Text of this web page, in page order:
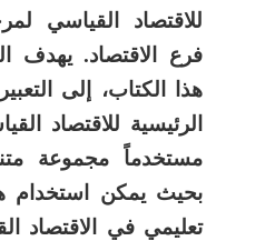
للاقتصاد القياسي
فرع الاقتصاد. يهدف
هذا الكتاب، إلى
الرئيسية للاقتصاد
مستخدماً مجموعة
بحيث يمكن استخدام
تعليمي في الاقتصاد